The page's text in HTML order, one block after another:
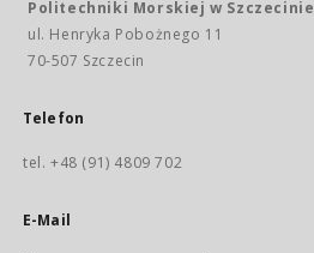
Politechniki Morskiej w Szczecinie
ul. Henryka Pobożnego 11
70-507 Szczecin
Telefon
tel. +48 (91) 4809 702
E-Mail